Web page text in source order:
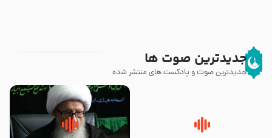
جدیدترین صوت ها
جدیدترین صوت و پادکست های منتشر شده